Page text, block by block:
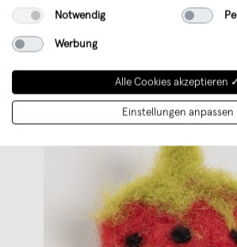
Notwendig
Werbung
Alle Cookies akzeptieren ✓
Einstellungen anpassen